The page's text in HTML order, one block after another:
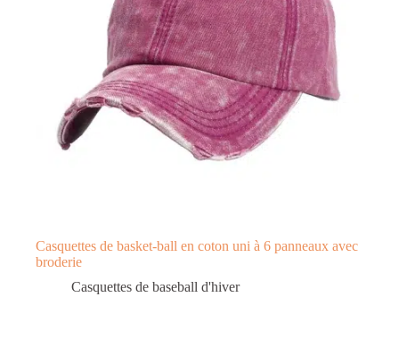
Casquettes de basket-ball en coton uni à 6 panneaux avec
broderie
Casquettes de baseball d'hiver